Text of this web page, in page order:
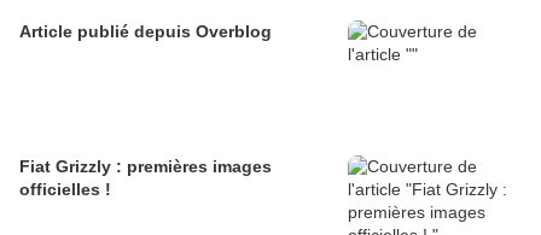
Article publié depuis Overblog
Fiat Grizzly : premières images
officielles !